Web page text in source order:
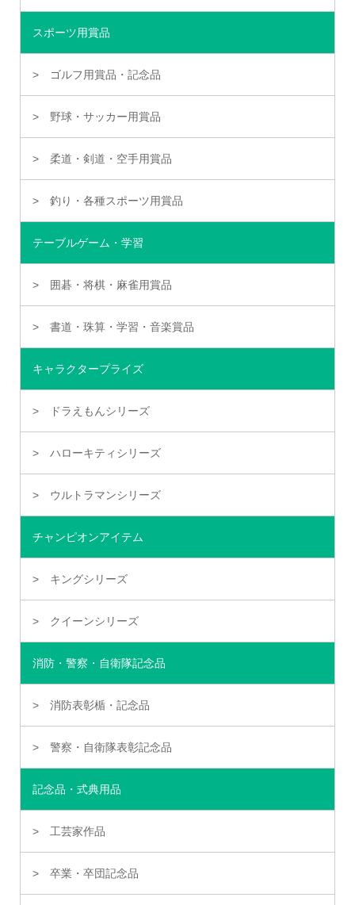
スポーツ用賞品
ゴルフ用賞品・記念品
野球・サッカー用賞品
柔道・剣道・空手用賞品
釣り・各種スポーツ用賞品
テーブルゲーム・学習
囲碁・将棋・麻雀用賞品
書道・珠算・学習・音楽賞品
キャラクタープライズ
ドラえもんシリーズ
ハローキティシリーズ
ウルトラマンシリーズ
チャンピオンアイテム
キングシリーズ
クイーンシリーズ
消防・警察・自衛隊記念品
消防表彰楯・記念品
警察・自衛隊表彰記念品
記念品・式典用品
工芸家作品
卒業・卒団記念品